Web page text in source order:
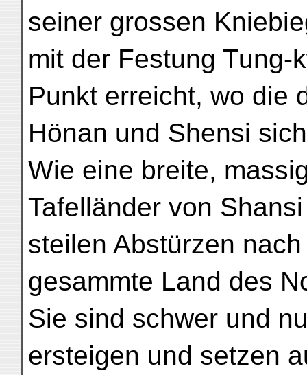
seiner grossen
mit der Festung Tung-
Punkt erreicht, wo die
Hönan und Shensi
Wie eine breite,
Tafelländer von
steilen Abstürzen
gesammte Land des
Sie sind schwer und
ersteigen und setzen